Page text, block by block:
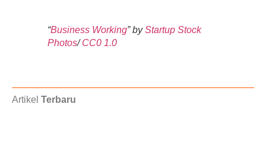
“Business Working” byStartup Stock
Photos/CC0 1.0
Artikel Terbaru